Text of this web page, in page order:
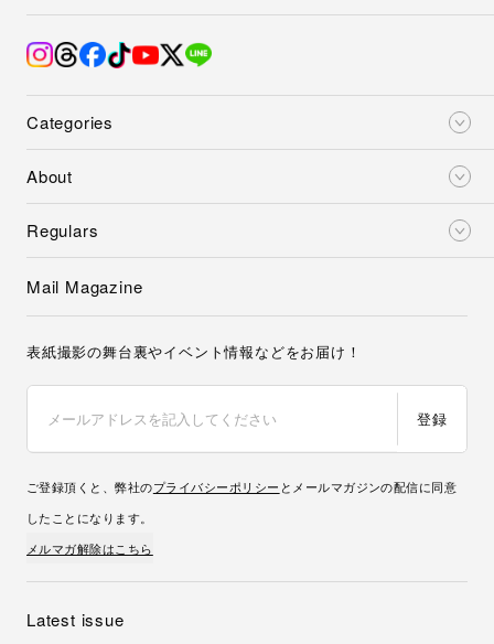
Categories
About
Regulars
Mail Magazine
表紙撮影の舞台裏やイベント情報などをお届け！
登録
ご登録頂くと、弊社のプライバシーポリシー とメールマガジンの配信に同意
したことになります。
メルマガ解除はこちら
Latest issue